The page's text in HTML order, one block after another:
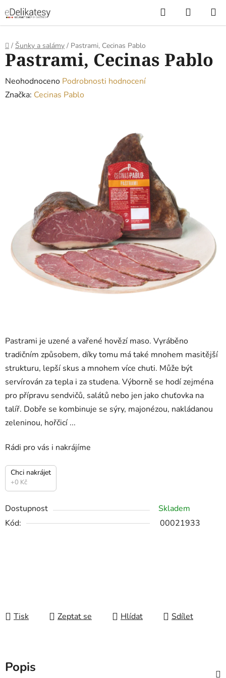
na
obsah
Hledat
KOŠÍK
Domů
/ Šunky a salámy / Pastrami, Cecinas Pablo
Pastrami je uzené a vařené hovězí maso. Vyráběno
tradičním způsobem, díky tomu má také mnohem masitější
strukturu, lepší skus a mnohem více chuti. Může být
servírován za tepla i za studena. Výborně se hodí zejména
pro přípravu sendvičů, salátů nebo jen jako chuťovka na
talíř. Dobře se kombinuje se sýry, majonézou, nakládanou
zeleninou, hořčicí ...
Rádi pro vás i nakrájíme
Chci nakrájet
+0 Kč
Dostupnost
Skladem
Kód:
00021933
Tisk Zeptat se Hlídat Sdílet
Pastrami, Cecinas Pablo
Průměrné
hodnocení
Neohodnoceno Podrobnosti hodnocení
Značka: Cecinas Pablo
Popis